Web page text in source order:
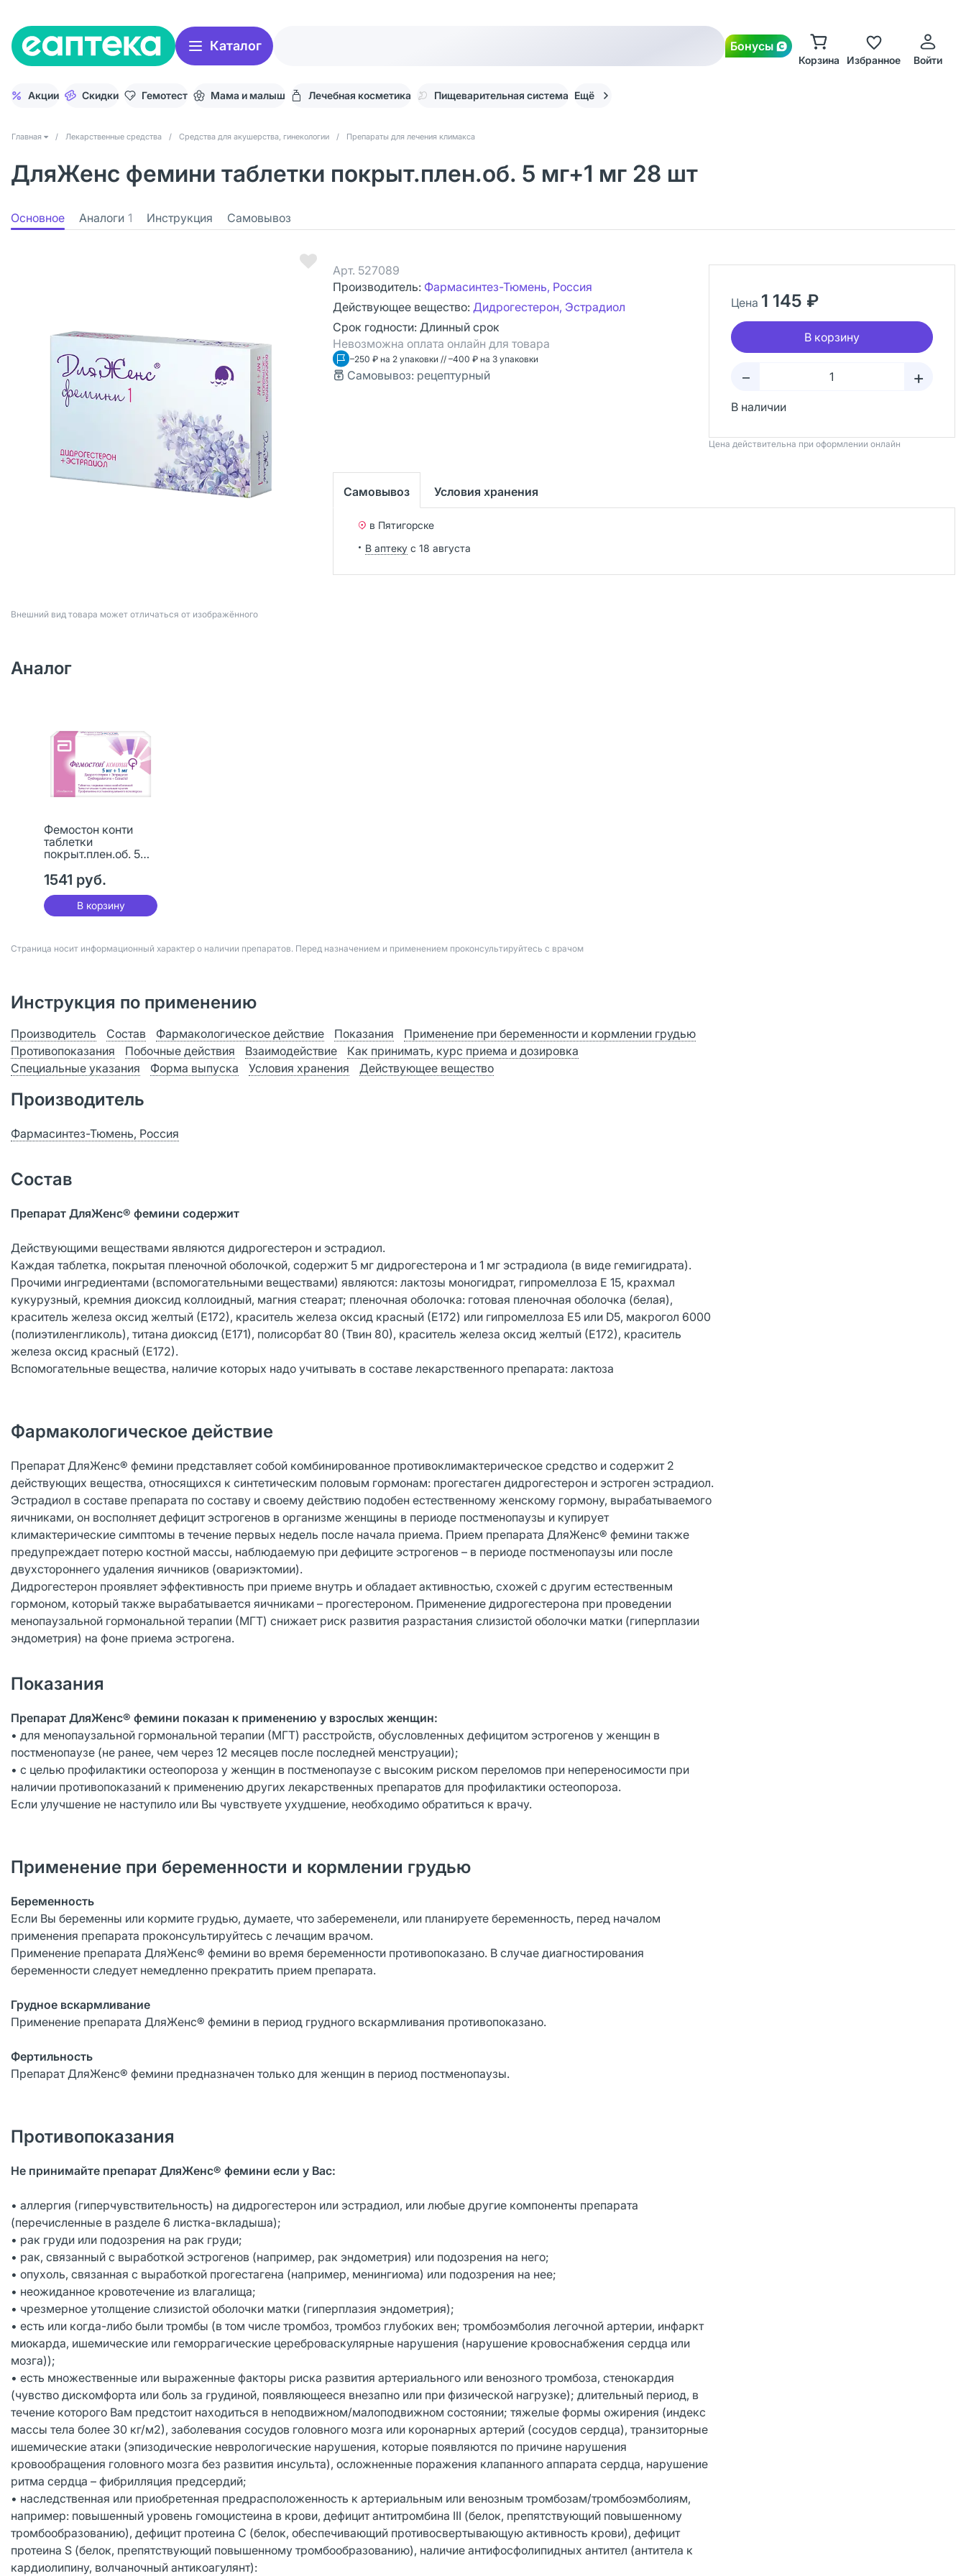
Каталог Бонусы
Корзина Избранное Войти
Акции Скидки Гемотест Мама и малыш Лечебная косметика Пищеварительная система Ещё
Главная / Лекарственные средства / Средства для акушерства, гинекологии / Препараты для лечения климакса
ДляЖенс фемини таблетки покрыт.плен.об. 5 мг+1 мг 28 шт
Основное Аналоги 1 Инструкция Самовывоз
Bнешний вид товара может отличаться от изображённого
Арт. 527089
Производитель: Фармасинтез-Тюмень, Россия
Действующее вещество: Дидрогестерон, Эстрадиол
Срок годности: Длинный срок
Невозможна оплата онлайн для товара
–250 ₽ на 2 упаковки // –400 ₽ на 3 упаковки
Самовывоз: рецептурный
Цена 1 145 ₽
В корзину
– +
В наличии
Цена действительна при оформлении онлайн
Самовывоз Условия хранения
в Пятигорске
В аптеку с 18 августа
Аналог
Фемостон конти
таблетки
покрыт.плен.об. 5
1541 руб.
В корзину
Страница носит информационный характер о наличии препаратов. Перед назначением и применением проконсультируйтесь с врачом
Инструкция по применению
Производитель Состав Фармакологическое действие Показания
Применение при беременности и кормлении грудью
Противопоказания
Побочные действия Взаимодействие
Как принимать, курс приема и дозировка
Специальные указания
Форма выпуска Условия хранения Действующее вещество
Производитель
Фармасинтез-Тюмень, Россия
Состав
Препарат ДляЖенс® фемини содержит
Действующими веществами являются дидрогестерон и эстрадиол.
Каждая таблетка, покрытая пленочной оболочкой, содержит 5 мг дидрогестерона и 1 мг эстрадиола (в виде гемигидрата).
Прочими ингредиентами (вспомогательными веществами) являются: лактозы моногидрат, гипромеллоза Е 15, крахмал
кукурузный, кремния диоксид коллоидный, магния стеарат; пленочная оболочка: готовая пленочная оболочка (белая),
краситель железа оксид желтый (Е172), краситель железа оксид красный (Е172) или гипромеллоза Е5 или D5, макрогол 6000
(полиэтиленгликоль), титана диоксид (Е171), полисорбат 80 (Твин 80), краситель железа оксид желтый (Е172), краситель
железа оксид красный (Е172).
Вспомогательные вещества, наличие которых надо учитывать в составе лекарственного препарата: лактоза
Фармакологическое действие
Препарат ДляЖенс® фемини представляет собой комбинированное противоклимактерическое средство и содержит 2
действующих вещества, относящихся к синтетическим половым гормонам: прогестаген дидрогестерон и эстроген эстрадиол.
Эстрадиол в составе препарата по составу и своему действию подобен естественному женскому гормону, вырабатываемого
яичниками, он восполняет дефицит эстрогенов в организме женщины в периоде постменопаузы и купирует
климактерические симптомы в течение первых недель после начала приема. Прием препарата ДляЖенс® фемини также
предупреждает потерю костной массы, наблюдаемую при дефиците эстрогенов – в периоде постменопаузы или после
двухстороннего удаления яичников (овариэктомии).
Дидрогестерон проявляет эффективность при приеме внутрь и обладает активностью, схожей с другим естественным
гормоном, который также вырабатывается яичниками – прогестероном. Применение дидрогестерона при проведении
менопаузальной гормональной терапии (МГТ) снижает риск развития разрастания слизистой оболочки матки (гиперплазии
эндометрия) на фоне приема эстрогена.
Показания
Препарат ДляЖенс® фемини показан к применению у взрослых женщин:
• для менопаузальной гормональной терапии (МГТ) расстройств, обусловленных дефицитом эстрогенов у женщин в
постменопаузе (не ранее, чем через 12 месяцев после последней менструации);
• с целью профилактики остеопороза у женщин в постменопаузе с высоким риском переломов при непереносимости при
наличии противопоказаний к применению других лекарственных препаратов для профилактики остеопороза.
Если улучшение не наступило или Вы чувствуете ухудшение, необходимо обратиться к врачу.
Применение при беременности и кормлении грудью
Беременность
Если Вы беременны или кормите грудью, думаете, что забеременели, или планируете беременность, перед началом
применения препарата проконсультируйтесь с лечащим врачом.
Применение препарата ДляЖенс® фемини во время беременности противопоказано. В случае диагностирования
беременности следует немедленно прекратить прием препарата.
Грудное вскармливание
Применение препарата ДляЖенс® фемини в период грудного вскармливания противопоказано.
Фертильность
Препарат ДляЖенс® фемини предназначен только для женщин в период постменопаузы.
Противопоказания
Не принимайте препарат ДляЖенс® фемини если у Вас:
• аллергия (гиперчувствительность) на дидрогестерон или эстрадиол, или любые другие компоненты препарата
(перечисленные в разделе 6 листка-вкладыша);
• рак груди или подозрения на рак груди;
• рак, связанный с выработкой эстрогенов (например, рак эндометрия) или подозрения на него;
• опухоль, связанная с выработкой прогестагена (например, менингиома) или подозрения на нее;
• неожиданное кровотечение из влагалища;
• чрезмерное утолщение слизистой оболочки матки (гиперплазия эндометрия);
• есть или когда-либо были тромбы (в том числе тромбоз, тромбоз глубоких вен; тромбоэмболия легочной артерии, инфаркт
миокарда, ишемические или геморрагические цереброваскулярные нарушения (нарушение кровоснабжения сердца или
мозга));
• есть множественные или выраженные факторы риска развития артериального или венозного тромбоза, стенокардия
(чувство дискомфорта или боль за грудиной, появляющееся внезапно или при физической нагрузке); длительный период, в
течение которого Вам предстоит находиться в неподвижном/малоподвижном состоянии; тяжелые формы ожирения (индекс
массы тела более 30 кг/м2), заболевания сосудов головного мозга или коронарных артерий (сосудов сердца), транзиторные
ишемические атаки (эпизодические неврологические нарушения, которые появляются по причине нарушения
кровообращения головного мозга без развития инсульта), осложненные поражения клапанного аппарата сердца, нарушение
ритма сердца – фибрилляция предсердий;
• наследственная или приобретенная предрасположенность к артериальным или венозным тромбозам/тромбоэмболиям,
например: повышенный уровень гомоцистеина в крови, дефицит антитромбина III (белок, препятствующий повышенному
тромбообразованию), дефицит протеина С (белок, обеспечивающий противосвертывающую активность крови), дефицит
протеина S (белок, препятствующий повышенному тромбообразованию), наличие антифосфолипидных антител (антитела к
кардиолипину, волчаночный антикоагулянт):